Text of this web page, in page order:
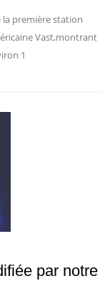
première station
Vast,montrant
1
par notre